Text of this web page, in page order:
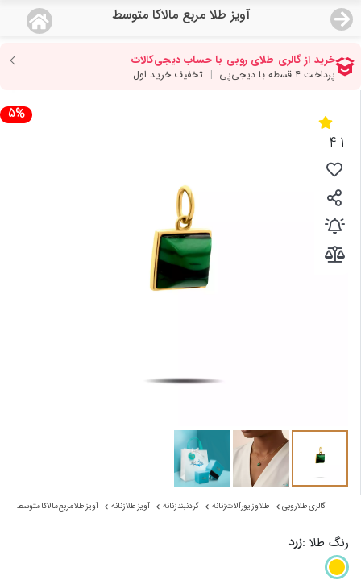
آویز طلا مربع مالاکا متوسط
منو
صفحه اصلی
دسته بندی محصولات
نمایندگی ها
مجله روبی
درباره ما
5%
4.1
گالری طلا روبی طلا و زیورآلات زنانه گردنبند زنانه آویز طلا زنانه آویز طلا مربع مالاکا متوسط
رنگ طلا :زرد